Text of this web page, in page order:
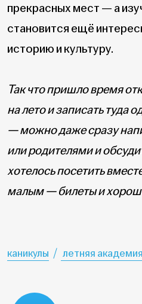
прекрасных мест — а
становится ещё
историю и культуру.
Так что пришло время
на лето и записать туда
— можно даже сразу
или родителями и
хотелось посетить
малым — билеты и
каникулы летняя академия